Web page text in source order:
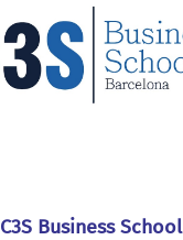
C3S Business School